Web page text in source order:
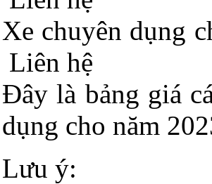
Xe chuyên dụng
Liên hệ
Đây là bảng giá
dụng cho năm
Lưu ý: